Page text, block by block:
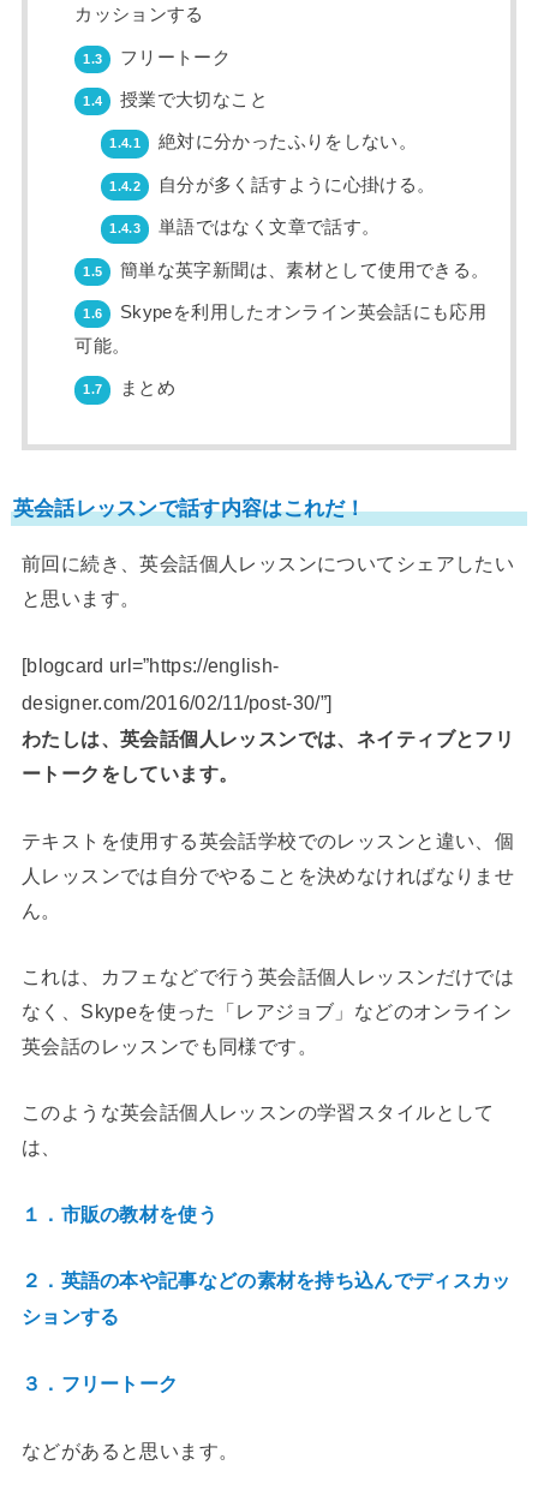
カッションする
1.3 フリートーク
1.4 授業で大切なこと
1.4.1 絶対に分かったふりをしない。
1.4.2 自分が多く話すように心掛ける。
1.4.3 単語ではなく文章で話す。
1.5 簡単な英字新聞は、素材として使用できる。
1.6
Skypeを利用したオンライン英会話にも応用
可能。
1.7 まとめ
英会話レッスンで話す内容はこれだ！
前回に続き、英会話個人レッスンについてシェアしたい
と思います。
[blogcard url=”https://english-
designer.com/2016/02/11/post-30/”]
わたしは、英会話個人レッスンでは、ネイティブとフリ
ートークをしています。
テキストを使用する英会話学校でのレッスンと違い、個
人レッスンでは自分でやることを決めなければなりませ
ん。
これは、カフェなどで行う英会話個人レッスンだけでは
なく、Skypeを使った「レアジョブ」などのオンライン
英会話のレッスンでも同様です。
このような英会話個人レッスンの学習スタイルとして
は、
１．市販の教材を使う
２．英語の本や記事などの素材を持ち込んでディスカッ
ションする
３．フリートーク
などがあると思います。